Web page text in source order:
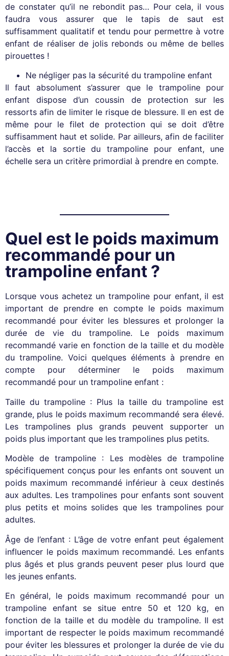
de constater qu’il ne rebondit pas… Pour cela, il vous
faudra vous assurer que le tapis de saut est
suffisamment qualitatif et tendu pour permettre à votre
enfant de réaliser de jolis rebonds ou même de belles
pirouettes !
Ne négliger pas la sécurité du trampoline enfant
Il faut absolument s’assurer que le trampoline pour
enfant dispose d’un coussin de protection sur les
ressorts afin de limiter le risque de blessure. Il en est de
même pour le filet de protection qui se doit d’être
suffisamment haut et solide. Par ailleurs, afin de faciliter
l’accès et la sortie du trampoline pour enfant, une
échelle sera un critère primordial à prendre en compte.
Quel est le poids maximum
recommandé pour un
trampoline enfant ?
Lorsque vous achetez un trampoline pour enfant, il est
important de prendre en compte le poids maximum
recommandé pour éviter les blessures et prolonger la
durée de vie du trampoline. Le poids maximum
recommandé varie en fonction de la taille et du modèle
du trampoline. Voici quelques éléments à prendre en
compte pour déterminer le poids maximum
recommandé pour un trampoline enfant :
Taille du trampoline : Plus la taille du trampoline est
grande, plus le poids maximum recommandé sera élevé.
Les trampolines plus grands peuvent supporter un
poids plus important que les trampolines plus petits.
Modèle de trampoline : Les modèles de trampoline
spécifiquement conçus pour les enfants ont souvent un
poids maximum recommandé inférieur à ceux destinés
aux adultes. Les trampolines pour enfants sont souvent
plus petits et moins solides que les trampolines pour
adultes.
Âge de l’enfant : L’âge de votre enfant peut également
influencer le poids maximum recommandé. Les enfants
plus âgés et plus grands peuvent peser plus lourd que
les jeunes enfants.
En général, le poids maximum recommandé pour un
trampoline enfant se situe entre 50 et 120 kg, en
fonction de la taille et du modèle du trampoline. Il est
important de respecter le poids maximum recommandé
pour éviter les blessures et prolonger la durée de vie du